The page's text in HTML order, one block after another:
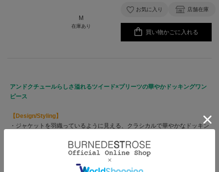
M
在庫あり
お気に入り 店舗在庫
買い物かごに入れる
アンドクチュールらしさ溢れるツイード×プリーツの華やかドッキングワン
ピース
【Design/Styling】
・ジャケットを羽織っているように見える、クラシカルで華やかなドッキン
・ショート丈ジャケット風のコンパクトなバランスが、スタイルをすっきり
と見せてくれるのも嬉しいポイント♪
・スカート部分は、段差をつけたアシメ切替×細かなプリーツが描く軽やか